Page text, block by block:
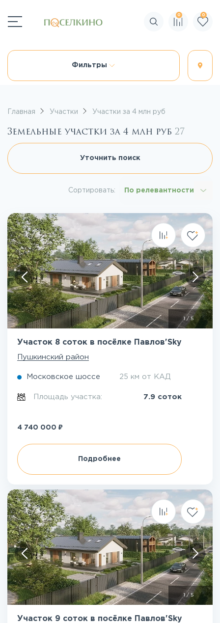
Поиск по сайту
0 0
Фильтры
Главная Участки Участки за 4 млн руб
Земельные участки за 4 млн руб 27
Уточнить поиск
Сортировать: По релевантности
1/5
Участок 8 соток в посёлке Павлов'Sky
Пушкинский район
Московское шоссе 25 км от КАД
Площадь участка: 7.9 соток
4 740 000 ₽
Подробнее
1/5
Участок 9 соток в посёлке Павлов'Sky